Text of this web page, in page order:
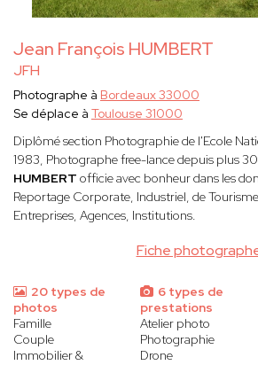
Jean François HUMBERT
JFH
Fiche
Photographe à Bordeaux 33000
Se déplace à Toulouse 31000
Diplômé section Photographie de l'Ecole
1983, Photographe free-lance depuis plus
HUMBERT officie avec bonheur dans les
Reportage Corporate, Industriel, de
Entreprises, Agences, Institutions.
20 types de
photos
Famille
Couple
Immobilier &
6 types de
prestations
Atelier photo
Photographie
Drone